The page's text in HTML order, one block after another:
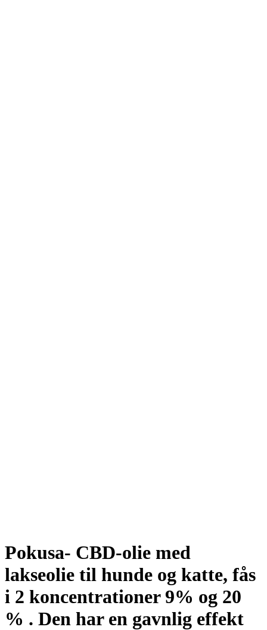
Pokusa- CBD-olie med
lakseolie til hunde og katte, fås
i 2 koncentrationer 9% og 20
% . Den har en gavnlig effekt